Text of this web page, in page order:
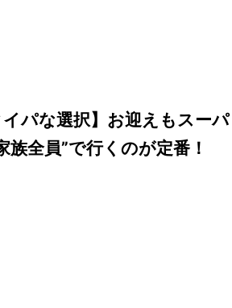
イパな選択】お迎えもスーパ
族全員”で行くのが定番！